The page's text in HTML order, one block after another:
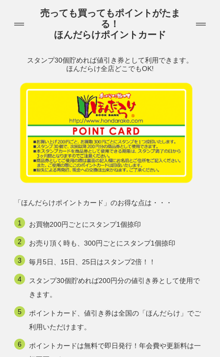
売っても買ってもポイントがたま
る！
ほんだらけポイントカード
スタンプ30個貯めれば値引き券として利用できます。
ほんだらけ全店どこでもOK!
「ほんだらけポイントカード」のお得な点は・・・
お買物200円ごとにスタンプ1個捺印
お売り頂く時も、300円ごとにスタンプ1個捺印
毎月5日、15日、25日はスタンプ2倍！！
スタンプ30個貯めれば200円分の値引き券として使用で
きます。
ポイントカード、値引き券は全国の「ほんだらけ」でご
利用いただけます。
ポイントカードは無料で即日発行！年会費や更新料は一